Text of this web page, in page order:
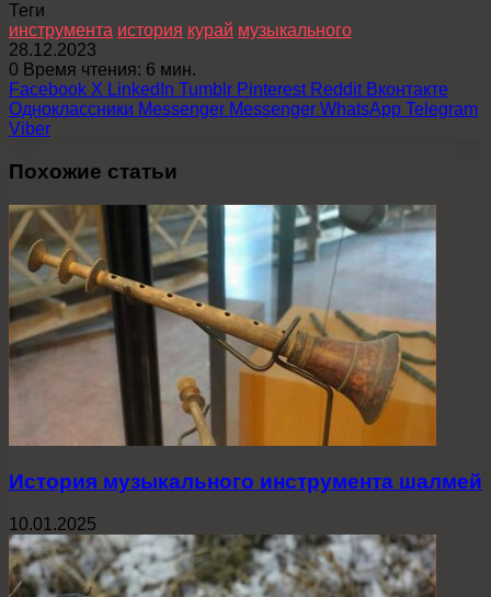
Теги
инструмента история курай музыкального
28.12.2023
0 Время чтения: 6 мин.
Facebook X LinkedIn Tumblr Pinterest Reddit Вконтакте
Одноклассники Messenger Messenger WhatsApp Telegram
Viber
Похожие статьи
История музыкального инструмента шалмей
10.01.2025